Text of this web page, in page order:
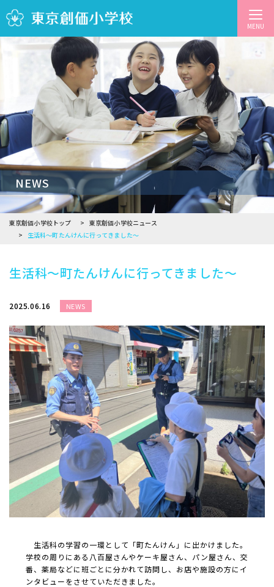
MENU
NEWS
東京創価小学校トップ
東京創価小学校ニュース
生活科～町たんけんに行ってきました～
生活科～町たんけんに行ってきました～
2025.06.16 NEWS
生活科の学習の一環として「町たんけん」に出かけました。
学校の周りにある八百屋さんやケーキ屋さん、パン屋さん、交
番、薬局などに班ごとに分かれて訪問し、お店や施設の方にイ
ンタビューをさせていただきました。